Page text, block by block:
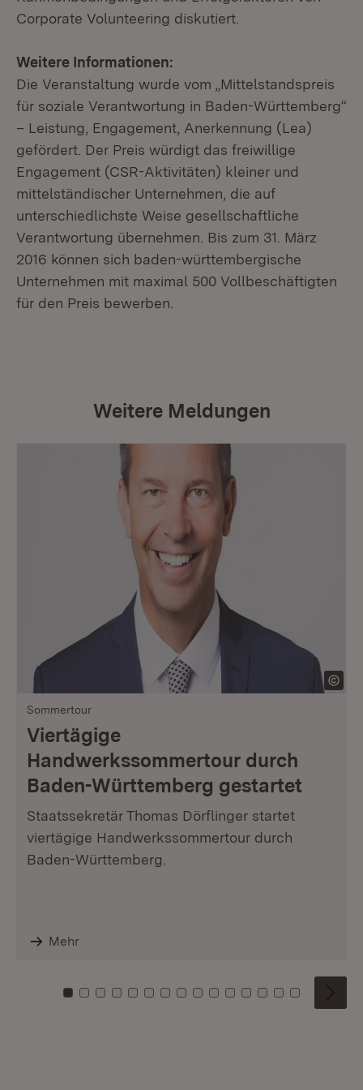
Corporate Volunteering diskutiert.
Weitere Informationen:
Die Veranstaltung wurde vom „Mittelstandspreis
für soziale Verantwortung in Baden-Württemberg“
– Leistung, Engagement, Anerkennung (Lea)
gefördert. Der Preis würdigt das freiwillige
Engagement (CSR-Aktivitäten) kleiner und
mittelständischer Unternehmen, die auf
unterschiedlichste Weise gesellschaftliche
Verantwortung übernehmen. Bis zum 31. März
2016 können sich baden-württembergische
Unternehmen mit maximal 500 Vollbeschäftigten
für den Preis bewerben.
Weitere Meldungen
Sommertour
Viertägige
Handwerkssommertour durch
Baden-Württemberg gestartet
Staatssekretär Thomas Dörflinger startet
viertägige Handwerkssommertour durch
Baden-Württemberg.
Mehr
Zu Kachel: 0
Zu Kachel: 1
Zu Kachel: 2
Zu Kachel: 3
Zu Kachel: 4
Zu Kachel: 5
Zu Kachel: 6
Zu Kachel: 7
Zu Kachel: 8
Zu Kachel: 9
Zu Kachel: 10
Zu Kachel: 11
Zu Kachel: 12
Zu Kachel:
Zu